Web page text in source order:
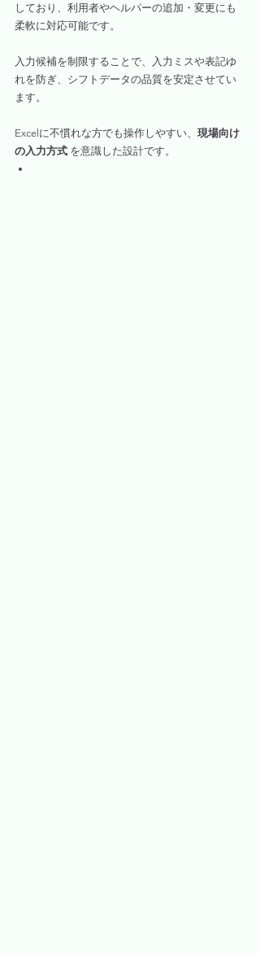
しており、利用者やヘルパーの追加・変更にも
柔軟に対応可能です。
入力候補を制限することで、入力ミスや表記ゆ
れを防ぎ、シフトデータの品質を安定させてい
ます。
Excelに不慣れな方でも操作しやすい、 現場向け
の入力方式 を意識した設計です。